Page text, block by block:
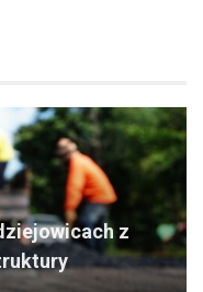
z